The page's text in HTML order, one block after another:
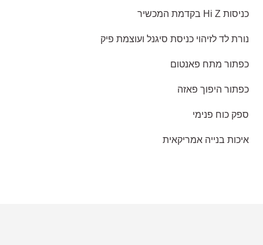
כניסות Hi Z בקדמת המכשיר
נורת לד לזיהוי כניסת סיגנל ועוצמת פיק
כפתור מתח פאנטום
כפתור היפוך פאזה
ספק כוח פנימי
איכות בנייה אמריקאית